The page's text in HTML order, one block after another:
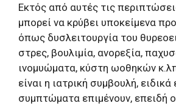
Εκτός από αυτές τις
μπορεί να κρύβει υποκείμενα
όπως δυσλειτουργία του
στρες, βουλιμία, ανορεξία,
ινομυώματα, κύστη ωοθηκών
είναι η ιατρική συμβουλή, ειδικά
συμπτώματα επιμένουν, επειδή